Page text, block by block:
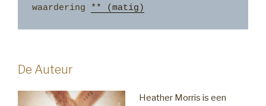
waardering
** (matig)
De Auteur
Heather Morris is een